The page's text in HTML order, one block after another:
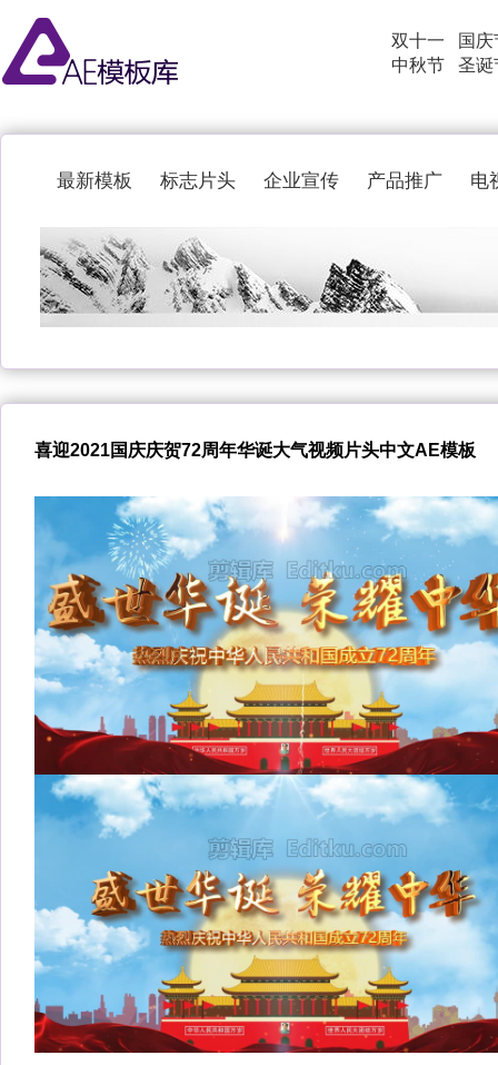
双十一
中秋节
国庆
圣诞
最新模板 标志片头 企业宣传 产品推广 电
喜迎2021国庆庆贺72周年华诞大气视频片头中文AE模板